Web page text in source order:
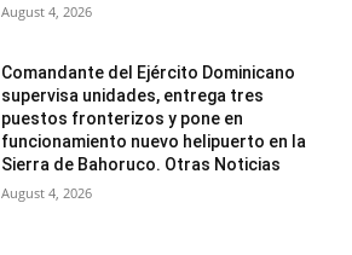
August 4, 2026
Comandante del Ejército Dominicano
supervisa unidades, entrega tres
puestos fronterizos y pone en
funcionamiento nuevo helipuerto en la
Sierra de Bahoruco. Otras Noticias
August 4, 2026